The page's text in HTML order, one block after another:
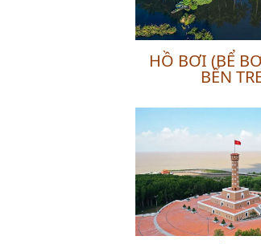
HỒ BƠI (BỂ
BẾN